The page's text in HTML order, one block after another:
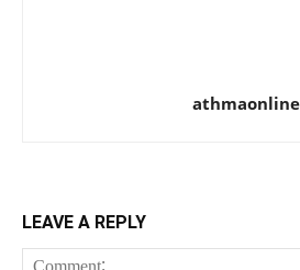
athmaonline
LEAVE A REPLY